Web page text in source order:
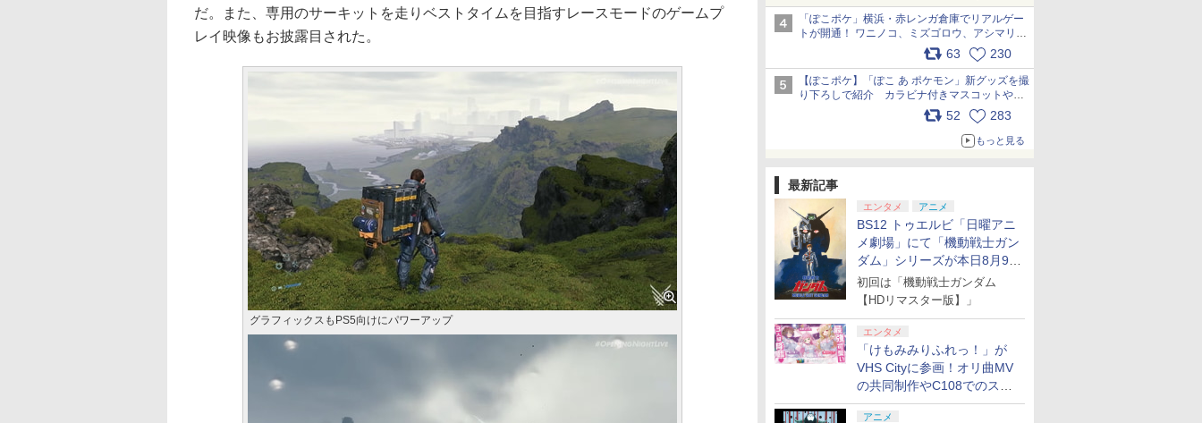
「ぽこポケ」横浜・赤レンガ倉庫でリアルゲー
トが開通！ ワニノコ、ミズゴロウ、アシマリ登
場シーンをレポート pic.x.com/LDgEByVl6D
63 230
【ぽこポケ】「ぽこ あ ポケモン」新グッズを撮
り下ろしで紹介 カラビナ付きマスコットやス
52 283
もっと見る
最新記事
エンタメ アニメ
BS12 トゥエルビ「日曜アニ
メ劇場」にて「機動戦士ガン
ダム」シリーズが本日8月9日
から8週連続で放送
初回は「機動戦士ガンダム
【HDリマスター版】」
エンタメ
「けもみみりふれっ！」が
VHS Cityに参画！オリ曲MV
の共同制作やC108でのスペ
シャルコラボ広告を掲出
アニメ
だ。また、専用のサーキットを走りベストタイムを目指すレースモードのゲームプ
レイ映像もお披露目された。
グラフィックスもPS5向けにパワーアップ